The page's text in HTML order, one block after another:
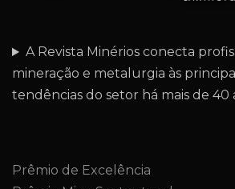
A Revista Minérios conecta
mineração e metalurgia às
tendências do setor há mais de 40
Prêmio de Excelência